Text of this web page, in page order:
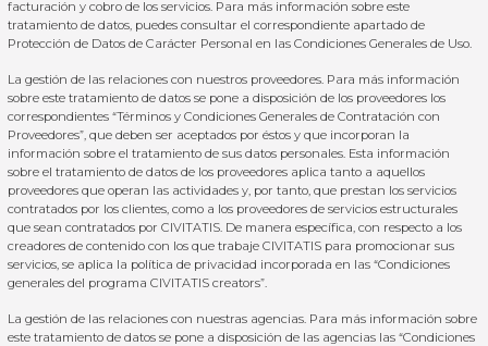
facturación y cobro de los servicios. Para más información sobre este
tratamiento de datos, puedes consultar el correspondiente apartado de
Protección de Datos de Carácter Personal en las Condiciones Generales de Uso.
La gestión de las relaciones con nuestros proveedores. Para más información
sobre este tratamiento de datos se pone a disposición de los proveedores los
correspondientes “Términos y Condiciones Generales de Contratación con
Proveedores”, que deben ser aceptados por éstos y que incorporan la
información sobre el tratamiento de sus datos personales. Esta información
sobre el tratamiento de datos de los proveedores aplica tanto a aquellos
proveedores que operan las actividades y, por tanto, que prestan los servicios
contratados por los clientes, como a los proveedores de servicios estructurales
que sean contratados por CIVITATIS. De manera específica, con respecto a los
creadores de contenido con los que trabaje CIVITATIS para promocionar sus
servicios, se aplica la política de privacidad incorporada en las “Condiciones
generales del programa CIVITATIS creators”.
La gestión de las relaciones con nuestras agencias. Para más información sobre
este tratamiento de datos se pone a disposición de las agencias las “Condiciones